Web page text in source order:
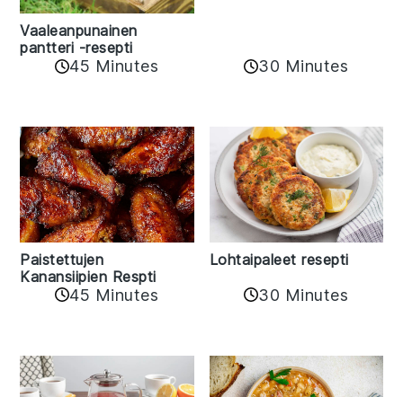
Vaaleanpunainen
pantteri -resepti
45 Minutes 30 Minutes
Paistettujen
Kanansiipien Respti
45 Minutes
Lohtaipaleet resepti
30 Minutes